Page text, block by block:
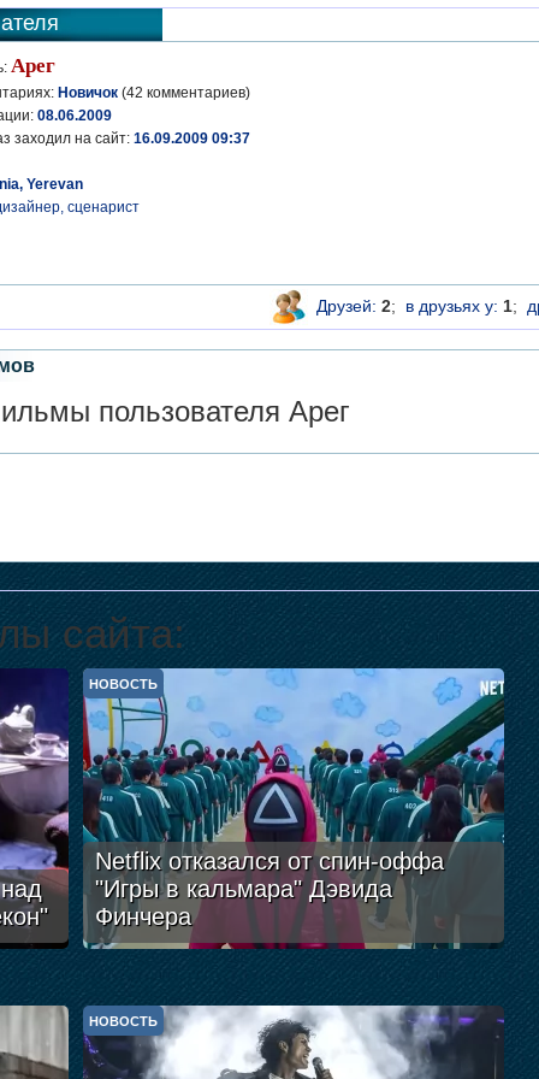
Арег
Новичок(42 комментариев)
08.06.2009
заходил на сайт: 16.09.2009 09:37
Yerevan
сценарист
Друзей: 2; в друзьях у: 1;
пользователя Арег
сайта:
Netflix отказался от спин-оффа
"Игры в кальмара" Дэвида
Финчера
НОВОСТЬ
НОВОСТЬ